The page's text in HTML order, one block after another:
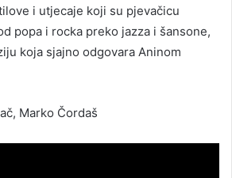
i utjecaje koji su pjevačicu
popa i rocka preko jazza i šansone,
koja sjajno odgovara Aninom
Marko Čordaš